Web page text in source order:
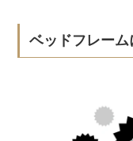
ベッドフレー